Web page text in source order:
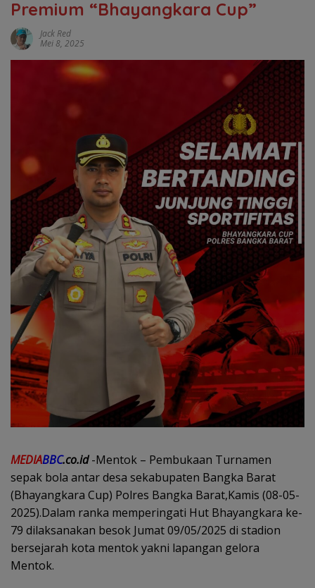
Premium “Bhayangkara Cup”
Jack Red
Mei 8, 2025
MEDIABBC.co.id-Mentok – Pembukaan Turnamen
sepak bola antar desa sekabupaten Bangka Barat
(Bhayangkara Cup) Polres Bangka Barat,Kamis (08-05-
2025).Dalam ranka memperingati Hut Bhayangkara ke-
79 dilaksanakan besok Jumat 09/05/2025 di stadion
bersejarah kota mentok yakni lapangan gelora
Mentok.